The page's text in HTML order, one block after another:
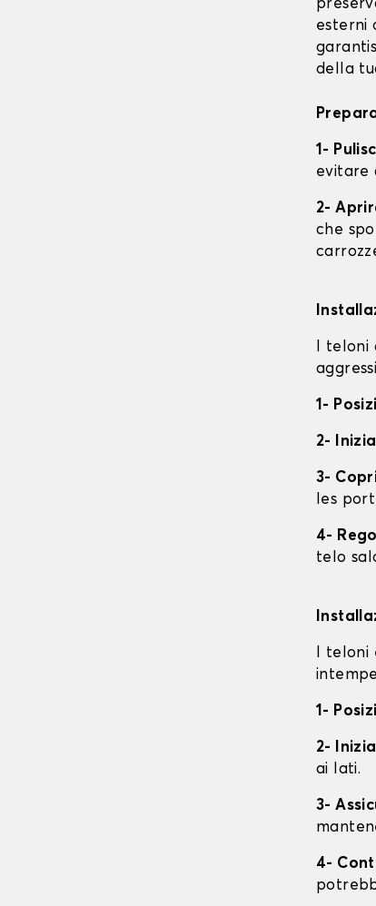
esterni
della
1-
evitare
2-
che
I teloni
1-
2-
3-
les
4-
telo
I teloni
1-
2-
ai lati.
3-
4-